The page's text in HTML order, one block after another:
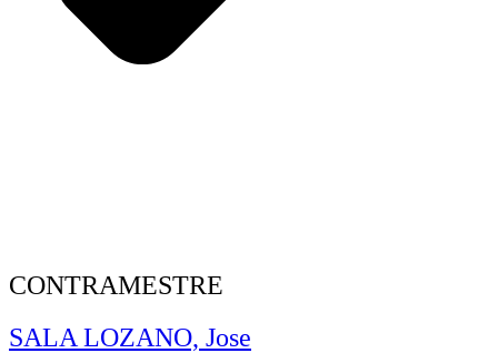
CONTRAMESTRE
SALA LOZANO, Jose